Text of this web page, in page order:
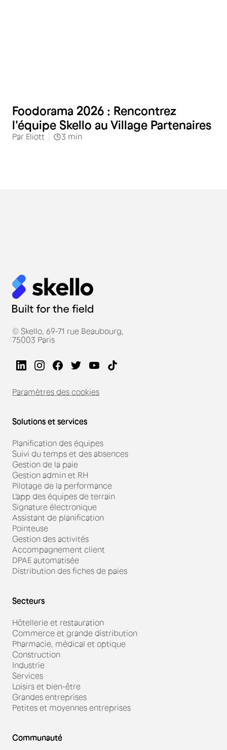
Foodorama 2026 : Rencontrez
l'équipe Skello au Village Partenaires
Par Eliott 3 min
© Skello, 69-71 rue Beaubourg,
75003 Paris
Paramètres des cookies
Solutions et services
Planification des équipes
Suivi du temps et des absences
Gestion de la paie
Gestion admin et RH
Pilotage de la performance
L'app des équipes de terrain
Signature électronique
Assistant de planification
Pointeuse
Gestion des activités
Accompagnement client
DPAE automatisée
Distribution des fiches de paies
Secteurs
Hôtellerie et restauration
Commerce et grande distribution
Pharmacie, médical et optique
Construction
Industrie
Services
Loisirs et bien-être
Grandes entreprises
Petites et moyennes entreprises
Communauté